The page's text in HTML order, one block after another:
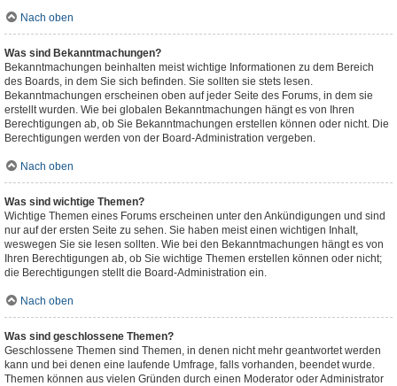
Nach oben
Was sind Bekanntmachungen?
Bekanntmachungen beinhalten meist wichtige Informationen zu dem Bereich
des Boards, in dem Sie sich befinden. Sie sollten sie stets lesen.
Bekanntmachungen erscheinen oben auf jeder Seite des Forums, in dem sie
erstellt wurden. Wie bei globalen Bekanntmachungen hängt es von Ihren
Berechtigungen ab, ob Sie Bekanntmachungen erstellen können oder nicht. Die
Berechtigungen werden von der Board-Administration vergeben.
Nach oben
Was sind wichtige Themen?
Wichtige Themen eines Forums erscheinen unter den Ankündigungen und sind
nur auf der ersten Seite zu sehen. Sie haben meist einen wichtigen Inhalt,
weswegen Sie sie lesen sollten. Wie bei den Bekanntmachungen hängt es von
Ihren Berechtigungen ab, ob Sie wichtige Themen erstellen können oder nicht;
die Berechtigungen stellt die Board-Administration ein.
Nach oben
Was sind geschlossene Themen?
Geschlossene Themen sind Themen, in denen nicht mehr geantwortet werden
kann und bei denen eine laufende Umfrage, falls vorhanden, beendet wurde.
Themen können aus vielen Gründen durch einen Moderator oder Administrator